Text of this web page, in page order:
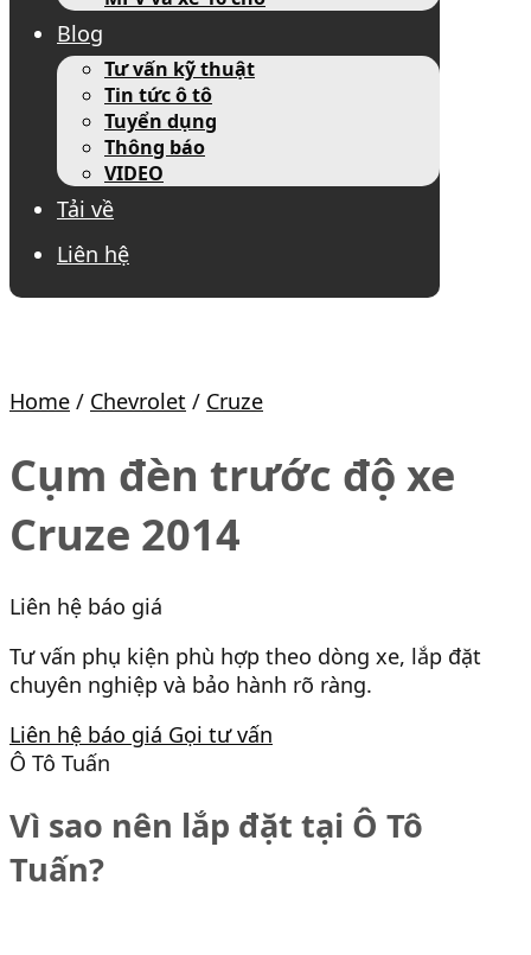
Blog
Tư vấn kỹ thuật
Tin tức ô tô
Tuyển dụng
Thông báo
VIDEO
Tải về
Liên hệ
Home / Chevrolet / Cruze
Cụm đèn trước độ xe
Cruze 2014
Liên hệ báo giá
Tư vấn phụ kiện phù hợp theo dòng xe, lắp đặt
chuyên nghiệp và bảo hành rõ ràng.
Liên hệ báo giá Gọi tư vấn
Ô Tô Tuấn
Vì sao nên lắp đặt tại Ô Tô
Tuấn?